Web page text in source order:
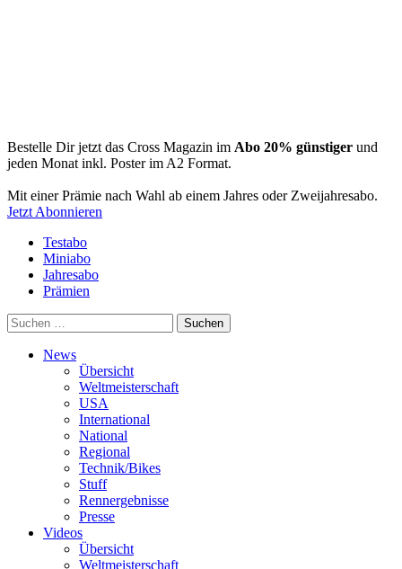
Bestelle Dir jetzt das Cross Magazin im Abo 20% günstiger und
jeden Monat inkl. Poster im A2 Format.
Mit einer Prämie nach Wahl ab einem Jahres oder Zweijahresabo.
Jetzt Abonnieren
Testabo
Miniabo
Jahresabo
Prämien
Suchen
nach:
News
Übersicht
Weltmeisterschaft
USA
International
National
Regional
Technik/Bikes
Stuff
Rennergebnisse
Presse
Videos
Übersicht
Weltmeisterschaft